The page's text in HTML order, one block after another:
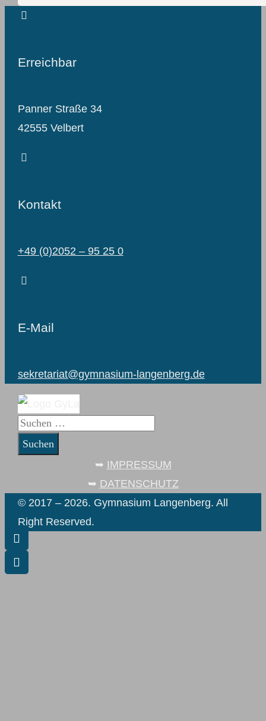
Erreichbar
Panner Straße 34
42555 Velbert
Kontakt
+49 (0)2052 – 95 25 0
E-Mail
sekretariat@gymnasium-langenberg.de
Suchen
nach:
➥ IMPRESSUM
➥ DATENSCHUTZ
© 2017 – 2026. Gymnasium Langenberg. All
Right Reserved.